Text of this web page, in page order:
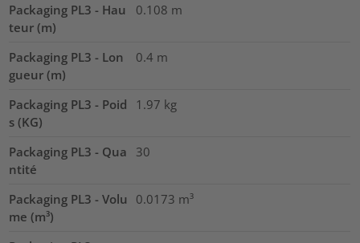
Packaging PL3 - Hau
teur (m)
0.108 m
Packaging PL3 - Lon
gueur (m)
0.4 m
Packaging PL3 - Poid
s (KG)
1.97 kg
Packaging PL3 - Qua
ntité
30
Packaging PL3 - Volu
me (m³)
0.0173 m³